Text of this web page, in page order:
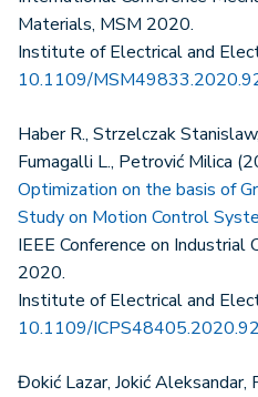
Materials, MSM 2020.
Institute of Electrical and
10.1109/
Haber R., Strzelczak
Fumagalli L., Petrović Milica
Optimization on the basis of
Study on Motion Control
IEEE Conference on Industrial
2020.
Institute of Electrical and
10.1109/
Đokić Lazar, Jokić